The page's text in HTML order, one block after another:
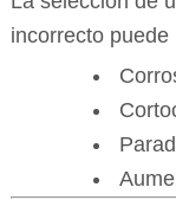
incorrecto puede